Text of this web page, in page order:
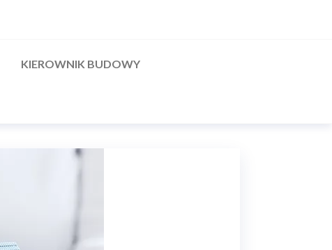
KIEROWNIK BUDOWY